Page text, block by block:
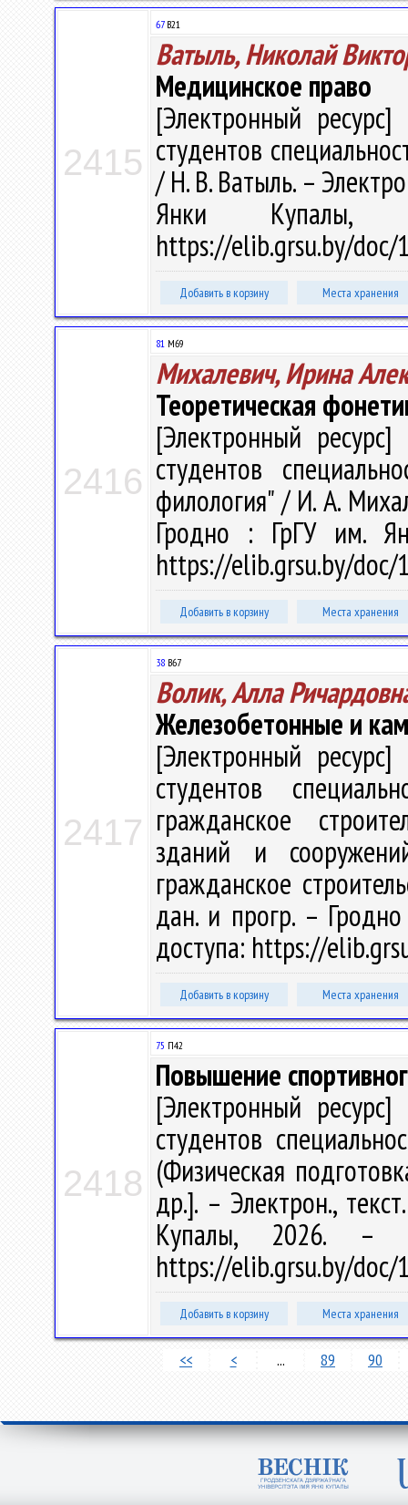
2415
67В21
Ватыль, Николай
Медицинское право
[Электронный
студентов
/ Н. В. Ватыль. –
Янки
https://elib.grsu.by/
Добавить в корзину Места хранения
2416
81 М69
Михалевич, Ирина
Теоретическая
[Электронный
студентов
филология" / И. А.
Гродно : ГрГУ им.
https://elib.grsu.by/
Добавить в корзину Места хранения
2417
38 В67
Волик, Алла
Железобетонные и
[Электронный
студентов
гражданское
зданий и
гражданское
дан. и прогр. –
доступа: https://
Добавить в корзину Места хранения
2418
75 П42
Повышение
[Электронный
студентов
(Физическая
др.]. – Электрон.,
Купалы, 2026. –
https://elib.grsu.by/
Добавить в корзину Места хранения
<< < ... 89 90